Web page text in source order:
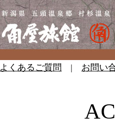
よくあるご質問 | お問い